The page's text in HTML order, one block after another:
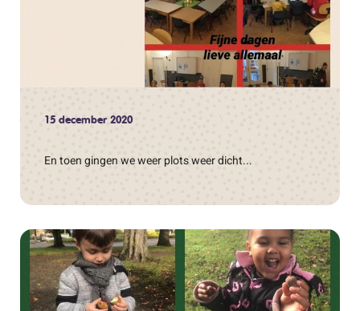
15 december 2020
En toen gingen we weer plots weer dicht...